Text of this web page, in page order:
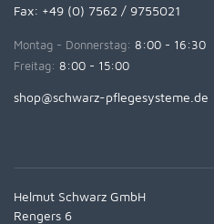
Fax: +49 (0) 7562 / 9755021
Montag - Donnerstag: 8:00 - 16:30
Freitag: 8:00 - 15:00
shop@schwarz-pflegesysteme.de
Helmut Schwarz GmbH
Rengers 6